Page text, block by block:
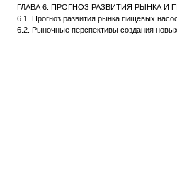
ГЛАВА 6. ПРОГНОЗ РАЗВИТИЯ РЫНКА
6.1. Прогноз развития рынка пищевых
6.2. Рыночные перспективы создания